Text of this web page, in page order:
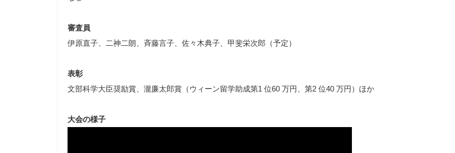
審査員
伊原直子、二神二朗、斉藤言子、佐々木典子、甲斐栄次郎（予定）
表彰
文部科学大臣奨励賞、瀧廉太郎賞（ウィーン留学助成第1 位60 万円、第2 位40 万円）ほか
大会の様子